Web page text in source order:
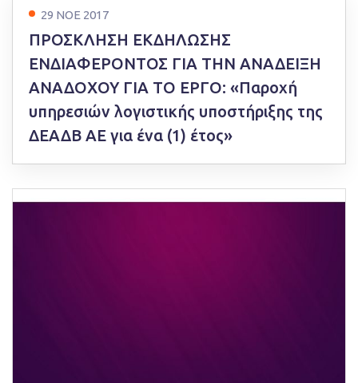
29 ΝΟΕ 2017
ΠΡΟΣΚΛΗΣΗ ΕΚΔΗΛΩΣΗΣ
ΕΝΔΙΑΦΕΡΟΝΤΟΣ ΓΙΑ ΤΗΝ ΑΝΑΔΕΙΞΗ
ΑΝΑΔΟΧΟΥ ΓΙΑ ΤΟ ΕΡΓΟ: «Παροχή
υπηρεσιών λογιστικής υποστήριξης της
ΔΕΑΔΒ ΑΕ για ένα (1) έτος»